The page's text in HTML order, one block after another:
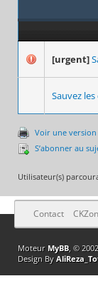
[urgent]
Sauvez
Voir une
S’abonner au
Utilisateur(s)
Contact
Moteur MyBB, ©
Design By